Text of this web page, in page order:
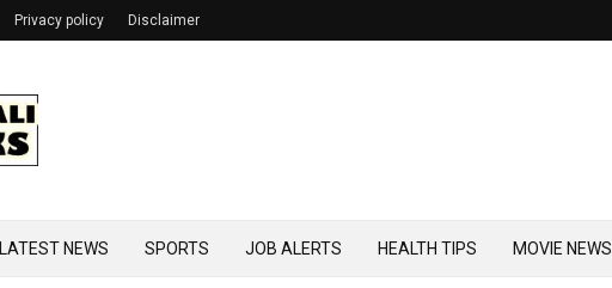
Privacy policy Disclaimer
LATEST NEWS SPORTS JOB ALERTS HEALTH TIPS MOVIE NEWS